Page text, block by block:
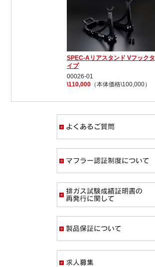
SPEC-Aリアスタンド Vフックタ
イプ
00026-01
\110,000（本体価格\100,000）